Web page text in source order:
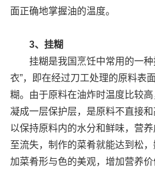
面正确地掌握油的温度。
3、挂糊
挂糊是我国烹饪中常用的一种
衣”，即在经过刀工处理的原料表
糊。由于原料在油炸时温度比较
凝成一层保护层，是原料不直接
以保持原料内的水分和鲜味，营
至流失，制作的菜肴就能达到松
加菜肴形与色的美观，增加营养价